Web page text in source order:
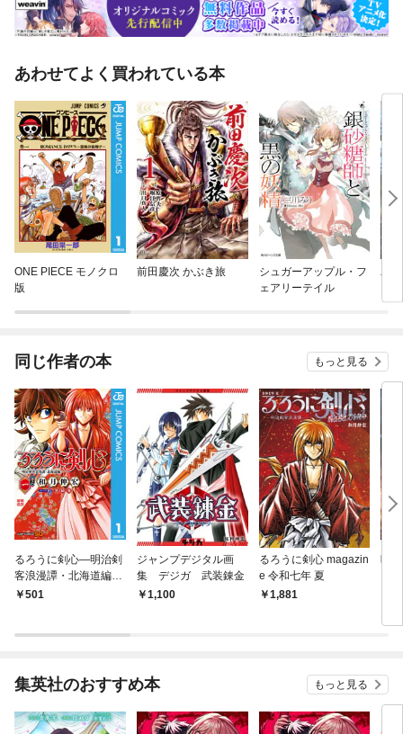
あわせてよく買われている本
ONE PIECE モノクロ
版
前田慶次 かぶき旅
シュガーアップル・フ
ェアリーテイル
バ
今
同じ作者の本 もっと見る
るろうに剣心―明治剣
客浪漫譚・北海道編―
1 501
ジャンプデジタル画
集 デジガ 武装錬金
1,100
るろうに剣心 magazin
e 令和七年 夏
1,881
映
集英社のおすすめ本 もっと見る